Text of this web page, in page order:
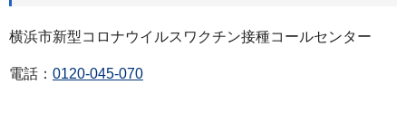
横浜市新型コロナウイルスワクチン接種コールセンター
電話： 0120-045-070